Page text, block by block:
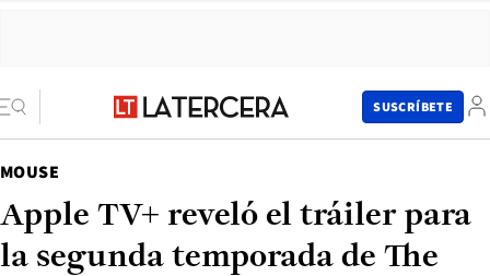
SUSCRÍBETE
MOUSE
Apple TV+ reveló el tráiler para
la segunda temporada de The